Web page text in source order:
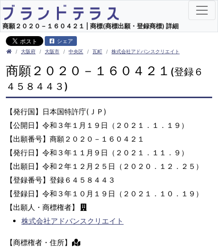
商願２０２０－１６０４２１ | 商標(商標出願・登録商標) 詳細
シェア
大阪府 大阪市 中央区 瓦町 株式会社アドバンスクリエイト
商願２０２０－１６０４２１ (登録６
４５８４４３)
【発行国】日本国特許庁(ＪＰ)
【公開日】令和３年１月１９日（２０２１．１．１９）
【出願番号】商願２０２０－１６０４２１
【発行日】令和３年１１月９日（２０２１．１１．９）
【出願日】令和２年１２月２５日（２０２０．１２．２５）
【登録番号】登録６４５８４４３
【登録日】令和３年１０月１９日（２０２１．１０．１９）
【出願人・商標権者】
株式会社アドバンスクリエイト
【商標権者・住所】